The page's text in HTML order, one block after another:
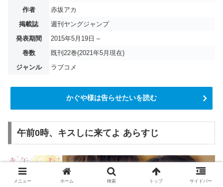
作者
赤坂アカ
掲載誌
週刊ヤングジャンプ
発表期間
2015年5月19日 –
巻数
既刊22巻(2021年5月現在)
ジャンル
ラブコメ
かぐや様は告らせたいを読む
午前0時、キスしに来てよ あらすじ
メニュー ホーム 検索 トップ サイドバー